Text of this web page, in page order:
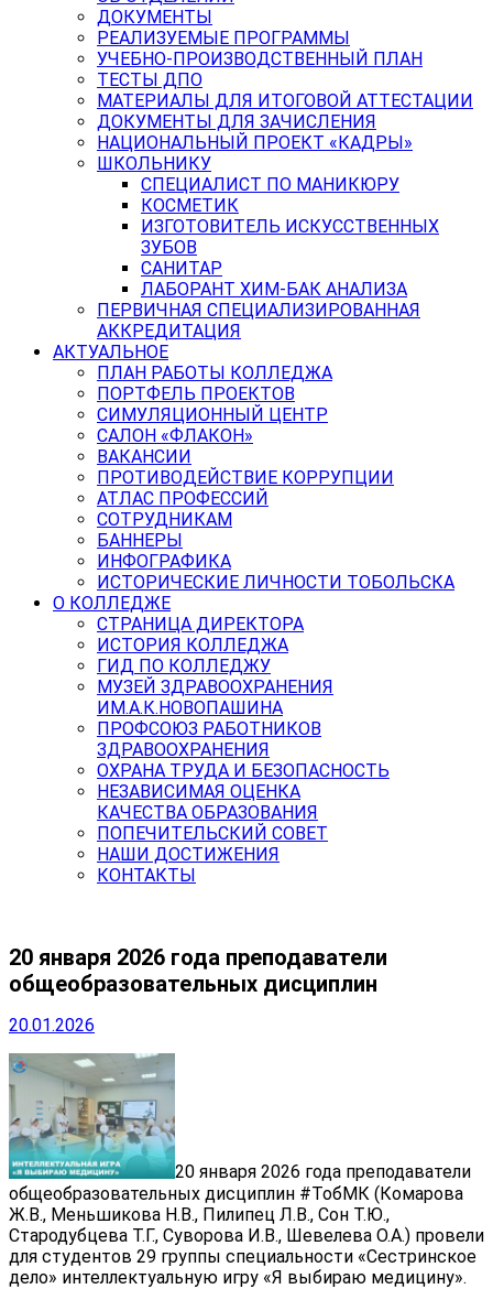
ДОКУМЕНТЫ
РЕАЛИЗУЕМЫЕ ПРОГРАММЫ
УЧЕБНО-ПРОИЗВОДСТВЕННЫЙ ПЛАН
ТЕСТЫ ДПО
МАТЕРИАЛЫ ДЛЯ ИТОГОВОЙ АТТЕСТАЦИИ
ДОКУМЕНТЫ ДЛЯ ЗАЧИСЛЕНИЯ
НАЦИОНАЛЬНЫЙ ПРОЕКТ «КАДРЫ»
ШКОЛЬНИКУ
СПЕЦИАЛИСТ ПО МАНИКЮРУ
КОСМЕТИК
ИЗГОТОВИТЕЛЬ ИСКУССТВЕННЫХ
ЗУБОВ
САНИТАР
ЛАБОРАНТ ХИМ-БАК АНАЛИЗА
ПЕРВИЧНАЯ СПЕЦИАЛИЗИРОВАННАЯ
АККРЕДИТАЦИЯ
АКТУАЛЬНОЕ
ПЛАН РАБОТЫ КОЛЛЕДЖА
ПОРТФЕЛЬ ПРОЕКТОВ
СИМУЛЯЦИОННЫЙ ЦЕНТР
САЛОН «ФЛАКОН»
ВАКАНСИИ
ПРОТИВОДЕЙСТВИЕ КОРРУПЦИИ
АТЛАС ПРОФЕССИЙ
СОТРУДНИКАМ
БАННЕРЫ
ИНФОГРАФИКА
ИСТОРИЧЕСКИЕ ЛИЧНОСТИ ТОБОЛЬСКА
О КОЛЛЕДЖЕ
СТРАНИЦА ДИРЕКТОРА
ИСТОРИЯ КОЛЛЕДЖА
ГИД ПО КОЛЛЕДЖУ
МУЗЕЙ ЗДРАВООХРАНЕНИЯ
ИМ.А.К.НОВОПАШИНА
ПРОФСОЮЗ РАБОТНИКОВ
ЗДРАВООХРАНЕНИЯ
ОХРАНА ТРУДА И БЕЗОПАСНОСТЬ
НЕЗАВИСИМАЯ ОЦЕНКА
КАЧЕСТВА ОБРАЗОВАНИЯ
ПОПЕЧИТЕЛЬСКИЙ СОВЕТ
НАШИ ДОСТИЖЕНИЯ
КОНТАКТЫ
20 января 2026 года преподаватели
общеобразовательных дисциплин
20.01.2026
20 января 2026 года преподаватели
общеобразовательных дисциплин #ТобМК (Комарова
Ж.В., Меньшикова Н.В., Пилипец Л.В., Сон Т.Ю.,
Стародубцева Т.Г., Суворова И.В., Шевелева О.А.) провели
для студентов 29 группы специальности «Сестринское
дело» интеллектуальную игру «Я выбираю медицину».